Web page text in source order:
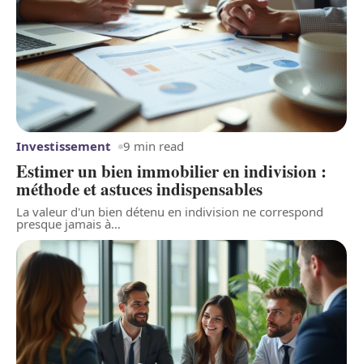
Estimer un bien immobilier en indivision :
méthode et astuces indispensables
La valeur d'un bien détenu en indivision ne correspond
presque jamais à…
Investissement 9 min read